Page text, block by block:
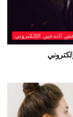
التدخين الإلكتروني